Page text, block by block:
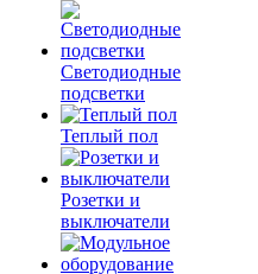
Светодиодные
подсветки
Теплый пол
Розетки и
выключатели